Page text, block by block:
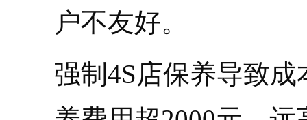
户不友好。
强制4S店保养导致